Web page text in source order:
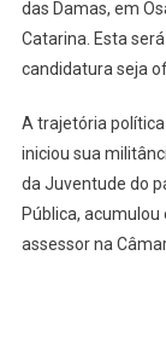
das Damas, em
Catarina. Esta
candidatura seja
A trajetória
iniciou sua
da Juventude do
Pública,
assessor na